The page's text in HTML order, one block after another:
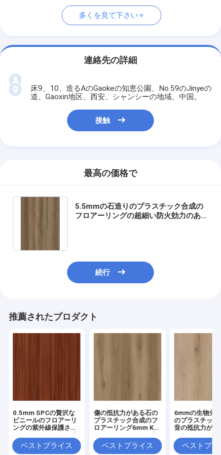
多くを見て下さい
連絡先の詳細
床9、10、造るAのGaokeの知恵公園、No.59のJinyeの
道、Gaoxin地区、西安、シャンシーの地域、中国。
接触
最高の価格で
5.5mmの石造りのプラスチック合成の
フロアーリングの超細い防火効力のあ
続行
推薦されたプロダクト
0.5mm SPCの贅沢な
ビニールのフロアーリ
ングの紫外線保護され
穀物GKBM DG-
W50006Bを影で覆う
ベストプライス
傷の抵抗力がある石の
プラスチック合成のフ
ロアーリング6mm Key
製の穀物GKBM DG-
W50007B
ベストプライス
6mmの生物分
のプラスチック
音の抵抗力があ
穀物0.5mm
DG-W50009B
ベストプラ